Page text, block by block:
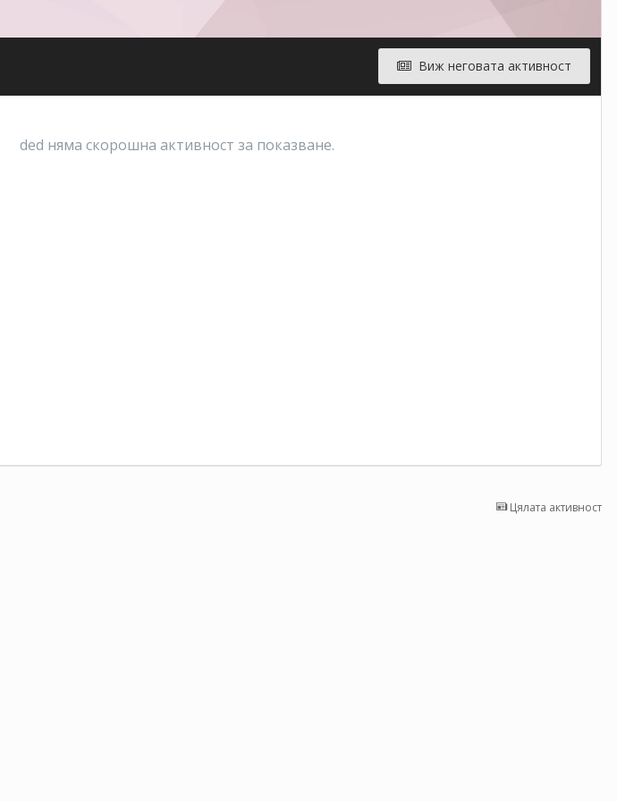
Виж неговата активност
ded няма скорошна активност за показване.
Цялата активност